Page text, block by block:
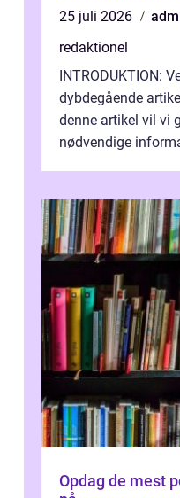
25 juli 2026
redaktionel
INTRODUKTION:
dybdegående
denne artikel vil vi
nødvendige
Opdag de mest